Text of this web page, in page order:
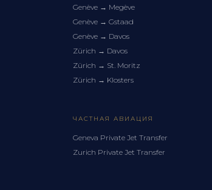
Genève → Megève
Genève → Gstaad
Genève → Davos
Zürich → Davos
Zürich → St. Moritz
Zürich → Klosters
ЧАСТНАЯ АВИАЦИЯ
Geneva Private Jet Transfer
Zurich Private Jet Transfer